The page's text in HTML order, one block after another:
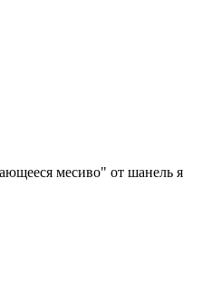
месиво" от шанель я